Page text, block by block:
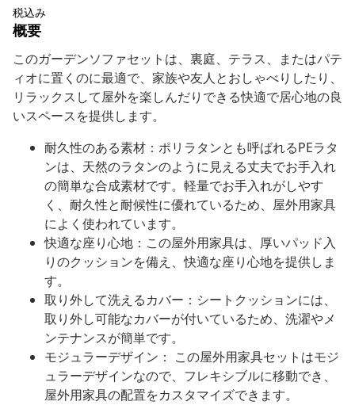
税込み
概要
このガーデンソファセットは、裏庭、テラス、またはパテ
ィオに置くのに最適で、家族や友人とおしゃべりしたり、
リラックスして屋外を楽しんだりできる快適で居心地の良
いスペースを提供します。
耐久性のある素材：ポリラタンとも呼ばれるPEラタ
ンは、天然のラタンのように見える丈夫でお手入れ
の簡単な合成素材です。軽量でお手入れがしやす
く、耐久性と耐候性に優れているため、屋外用家具
によく使われています。
快適な座り心地：この屋外用家具は、厚いパッド入
りのクッションを備え、快適な座り心地を提供しま
す。
取り外して洗えるカバー：シートクッションには、
取り外し可能なカバーが付いているため、洗濯やメ
ンテナンスが簡単です。
モジュラーデザイン： この屋外用家具セットはモジ
ュラーデザインなので、フレキシブルに移動でき、
屋外用家具の配置をカスタマイズできます。